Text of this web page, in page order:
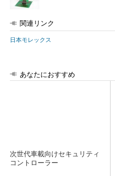
関連リンク
日本モレックス
あなたにおすすめ
次世代車載向けセキュリティ
コントローラー